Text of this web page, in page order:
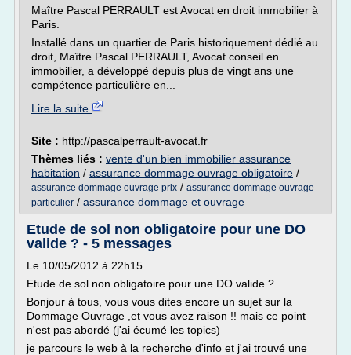
Maître Pascal PERRAULT est Avocat en droit immobilier à
Paris.
Installé dans un quartier de Paris historiquement dédié au
droit, Maître Pascal PERRAULT, Avocat conseil en
immobilier, a développé depuis plus de vingt ans une
compétence particulière en...
Lire la suite
Site : http://pascalperrault-avocat.fr
Thèmes liés : vente d'un bien immobilier assurance
habitation / assurance dommage ouvrage obligatoire /
assurance dommage ouvrage prix / assurance dommage ouvrage
particulier / assurance dommage et ouvrage
Etude de sol non obligatoire pour une DO
valide ? - 5 messages
Le 10/05/2012 à 22h15
Etude de sol non obligatoire pour une DO valide ?
Bonjour à tous, vous vous dites encore un sujet sur la
Dommage Ouvrage ,et vous avez raison !! mais ce point
n'est pas abordé (j'ai écumé les topics)
je parcours le web à la recherche d'info et j'ai trouvé une